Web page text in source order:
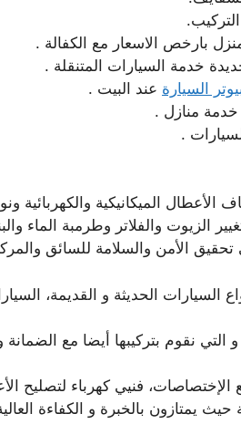
بارخص الاسعار مع الكفالة .
خدمة السيارات المتنقلة .
السيارة عند البيت .
منازل .
.
الأعطال الميكانيكية والكهربائية
الزيوت والفلاتر وطرمبة الماء
الأمن والسلامة للسائق
الحديثة و القديمة،
التي نقوم بتركيبها أيضا مع الضمانة
الإختصاصات، فنيي كهرباء لتصليح
حيث يمتازون بالخبرة و الكفاءة